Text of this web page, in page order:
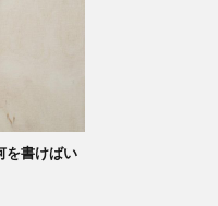
を書けばい